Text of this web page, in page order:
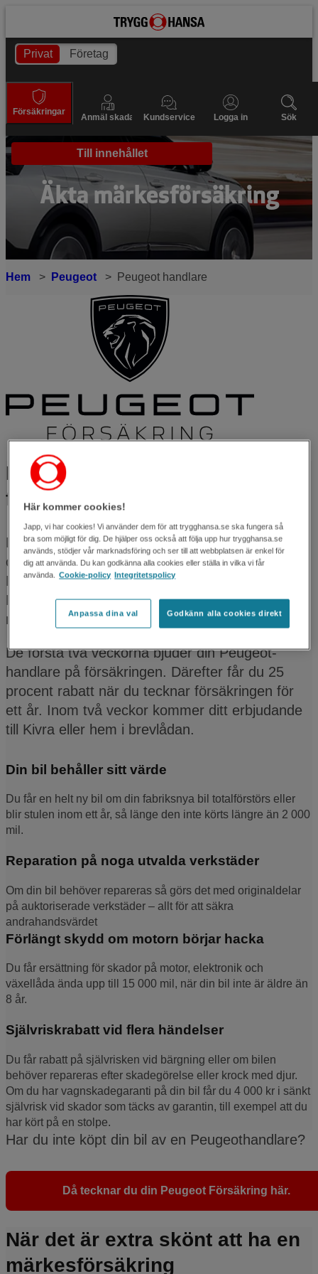
Till innehållet
Privat Företag
Försäkringar
Anmäl skada Kundservice Logga in Sök
Äkta märkesförsäkring
Hem Peugeot Peugeot handlare
Din Peugeot är försäkrad redan
från start
Du sätter dig i din nya bil, vrider om startnyckeln
och njuter av den där sköna Peugeot-känslan.
Redan när du rullar ut från bilhallen är din
Peugeot skyddad av en äkta och extraladdad
märkesförsäkring.
De första två veckorna bjuder din Peugeot-
handlare på försäkringen. Därefter får du 25
procent rabatt när du tecknar försäkringen för
ett år. Inom två veckor kommer ditt erbjudande
till Kivra eller hem i brevlådan.
Din bil behåller sitt värde
Du får en helt ny bil om din fabriksnya bil totalförstörs eller
blir stulen inom ett år, så länge den inte körts längre än 2 000
mil.
Reparation på noga utvalda verkstäder
Om din bil behöver repareras så görs det med originaldelar
på auktoriserade verkstäder – allt för att säkra
andrahandsvärdet
Förlängt skydd om motorn börjar hacka
Du får ersättning för skador på motor, elektronik och
växellåda ända upp till 15 000 mil, när din bil inte är äldre än
8 år.
Självriskrabatt vid flera händelser
Du får rabatt på självrisken vid bärgning eller om bilen
behöver repareras efter skadegörelse eller krock med djur.
Om du har vagnskadegaranti på din bil får du 4 000 kr i sänkt
självrisk vid skador som täcks av garantin, till exempel att du
har kört på en stolpe.
Har du inte köpt din bil av en Peugeothandlare?
Då tecknar du din Peugeot Försäkring här.
När det är extra skönt att ha en
märkesförsäkring
Här kommer cookies!
Japp, vi har cookies! Vi använder dem för att trygghansa.se ska fungera så
bra som möjligt för dig. De hjälper oss också att följa upp hur trygghansa.se
används, stödjer vår marknadsföring och ser till att webbplatsen är enkel för
dig att använda. Du kan godkänna alla cookies eller ställa in vilka vi får
använda.
Cookie-policy Integritetspolicy
Anpassa dina val Godkänn alla cookies direkt